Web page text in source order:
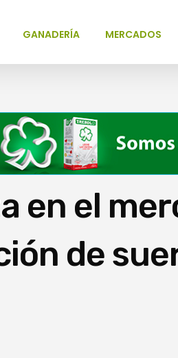
GANADERÍA MERCADOS
en el
de